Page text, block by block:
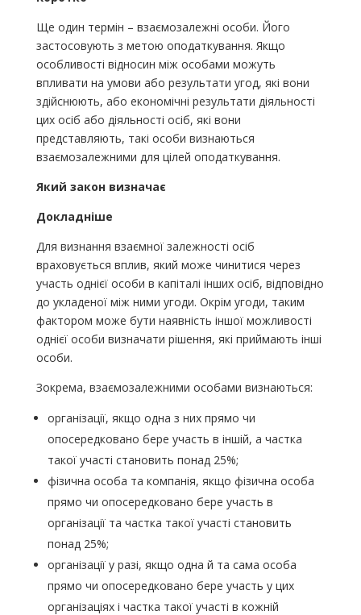
Ще один термін – взаємозалежні особи. Його
застосовують з метою оподаткування. Якщо
особливості відносин між особами можуть
впливати на умови або результати угод, які вони
здійснюють, або економічні результати діяльності
цих осіб або діяльності осіб, які вони
представляють, такі особи визнаються
взаємозалежними для цілей оподаткування.
Який закон визначає
Докладніше
Для визнання взаємної залежності осіб
враховується вплив, який може чинитися через
участь однієї особи в капіталі інших осіб, відповідно
до укладеної між ними угоди. Окрім угоди, таким
фактором може бути наявність іншої можливості
однієї особи визначати рішення, які приймають інші
особи.
Зокрема, взаємозалежними особами визнаються:
організації, якщо одна з них прямо чи
опосередковано бере участь в іншій, а частка
такої участі становить понад 25%;
фізична особа та компанія, якщо фізична особа
прямо чи опосередковано бере участь в
організації та частка такої участі становить
понад 25%;
організації у разі, якщо одна й та сама особа
прямо чи опосередковано бере участь у цих
організаціях і частка такої участі в кожній